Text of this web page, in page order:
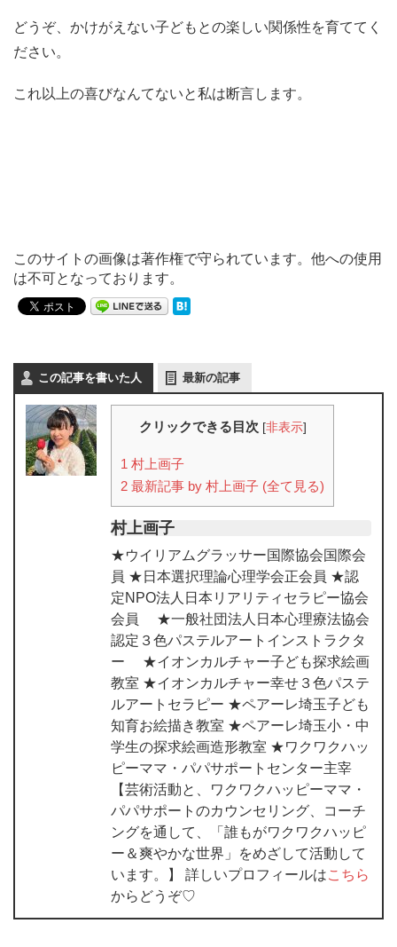
どうぞ、かけがえない子どもとの楽しい関係性を育ててく
ださい。
これ以上の喜びなんてないと私は断言します。
このサイトの画像は著作権で守られています。他への使用
は不可となっております。
この記事を書いた人 最新の記事
クリックできる目次 [非表示]
1 村上画子
2 最新記事 by 村上画子 (全て見る)
村上画子
★ウイリアムグラッサー国際協会国際会
員 ★日本選択理論心理学会正会員 ★認
定NPO法人日本リアリティセラピー協会
会員 ★一般社団法人日本心理療法協会
認定３色パステルアートインストラクタ
ー ★イオンカルチャー子ども探求絵画
教室 ★イオンカルチャー幸せ３色パステ
ルアートセラピー ★ペアーレ埼玉子ども
知育お絵描き教室 ★ペアーレ埼玉小・中
学生の探求絵画造形教室 ★ワクワクハッ
ピーママ・パパサポートセンター主宰
【芸術活動と、ワクワクハッピーママ・
パパサポートのカウンセリング、コーチ
ングを通して、「誰もがワクワクハッピ
ー＆爽やかな世界」をめざして活動して
います。】 詳しいプロフィールはこちら
からどうぞ♡